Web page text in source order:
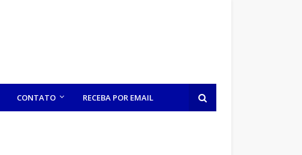
CONTATO RECEBA POR EMAIL